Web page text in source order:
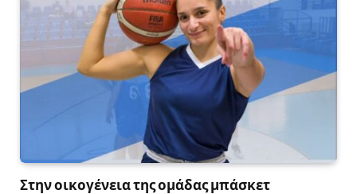
Στην οικογένεια της ομάδας μπάσκετ